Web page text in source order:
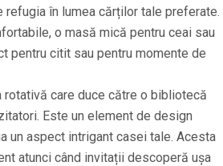
în lumea cărților tale preferate.
o masă mică pentru ceai sau
pentru citit sau pentru momente de
rotativă care duce către o bibliotecă
Este un element de design
un aspect intrigant casei tale. Acesta
atunci când invitații descoperă ușa